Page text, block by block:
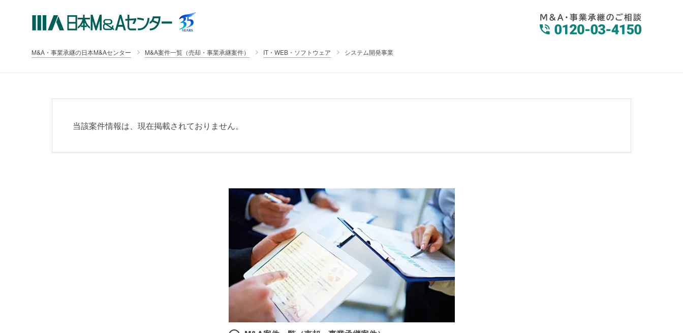
M&A・事業承継の日本M&Aセンター M&A案件一覧（売却・事業承継案件） IT・WEB・ソフトウェア システム開発事業
当該案件情報は、現在掲載されておりません。